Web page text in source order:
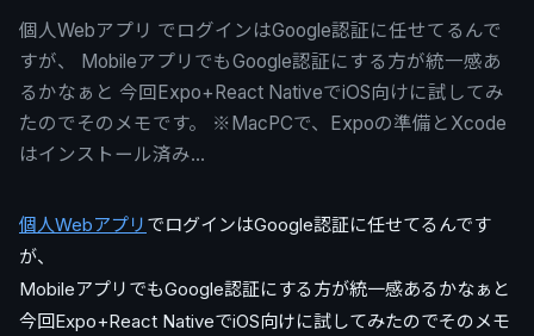
個人Webアプリ でログインはGoogle認証に任せてるんで
すが、 MobileアプリでもGoogle認証にする方が統一感あ
るかなぁと 今回Expo+React NativeでiOS向けに試してみ
たのでそのメモです。 ※MacPCで、Expoの準備とXcode
はインストール済み…
個人Webアプリ でログインはGoogle認証に任せてるんです
が、
MobileアプリでもGoogle認証にする方が統一感あるかなぁと
今回Expo+React NativeでiOS向けに試してみたのでそのメモ